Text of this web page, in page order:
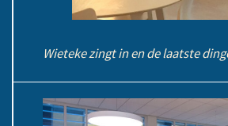
Wieteke zingt in en de laatste